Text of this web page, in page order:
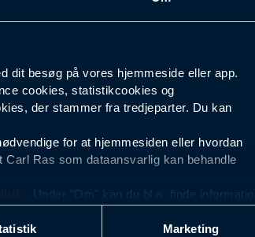
dit besøg på vores hjemmeside eller app.
cookies, statistikcookies og
der stammer fra tredjeparter. Du kan
for at hjemmesiden eller hvordan
Ras som dataansvarlig kan behandle
. Under "Om" kan du bl.a. finde information
Marketing